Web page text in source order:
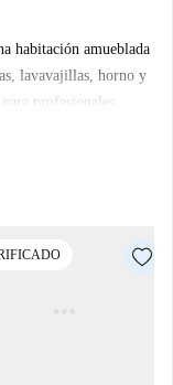
habitación amueblada
lavavajillas, horno y
profesionales,
para su
cerca para facilitar
incluyen Lezziz Nuts